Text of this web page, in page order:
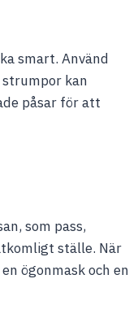
smart. Använd
strumpor kan
påsar för att
som pass,
ställe. När
ögonmask och en